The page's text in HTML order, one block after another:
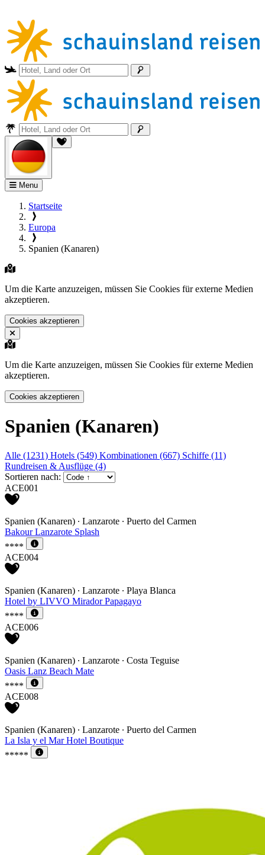
Menu
Startseite
Europa
Spanien (Kanaren)
Um die Karte anzuzeigen, müssen Sie Cookies für externe Medien
akzeptieren.
Cookies akzeptieren
Um die Karte anzuzeigen, müssen Sie Cookies für externe Medien
akzeptieren.
Cookies akzeptieren
Spanien (Kanaren)
Alle (1231) Hotels (549) Kombinationen (667) Schiffe (11)
Rundreisen & Ausflüge (4)
Sortieren nach:
ACE001
Spanien (Kanaren) ∙ Lanzarote ∙ Puerto del Carmen
Bakour Lanzarote Splash
****
ACE004
Spanien (Kanaren) ∙ Lanzarote ∙ Playa Blanca
Hotel by LIVVO Mirador Papagayo
****
ACE006
Spanien (Kanaren) ∙ Lanzarote ∙ Costa Teguise
Oasis Lanz Beach Mate
****
ACE008
Spanien (Kanaren) ∙ Lanzarote ∙ Puerto del Carmen
La Isla y el Mar Hotel Boutique
*****